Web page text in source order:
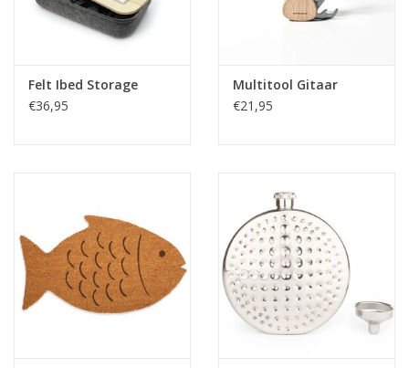
Felt Ibed Storage
€36,95
Multitool Gitaar
€21,95